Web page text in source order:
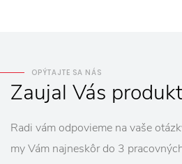
OPÝTAJTE SA NÁS
Zaujal Vás
Radi vám odpovieme na vaše
my Vám najneskôr do 3